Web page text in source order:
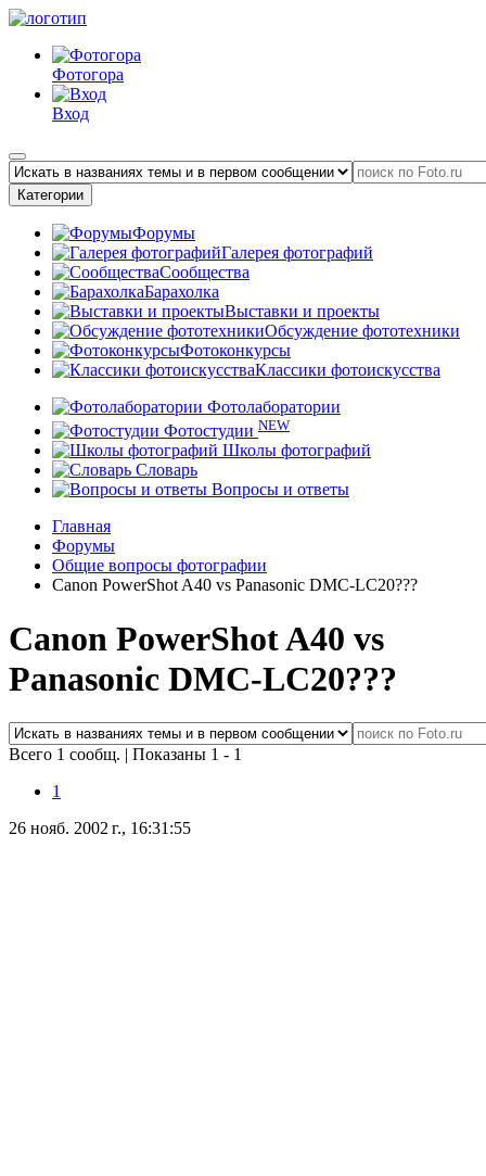
Фотогора
Вход
Категории
Форумы
Галерея фотографий
Сообщества
Барахолка
Выставки и проекты
Обсуждение фототехники
Фотоконкурсы
Классики фотоискусства
Фотолаборатории
Фотостудии NEW
Школы фотографий
Словарь
Вопросы и ответы
Главная
Форумы
Общие вопросы фотографии
Canon PowerShot A40 vs Panasonic DMC-LC20???
Canon PowerShot A40 vs
Panasonic DMC-LC20???
Всего 1 сообщ. | Показаны 1 - 1
1
26 нояб. 2002 г., 16:31:55